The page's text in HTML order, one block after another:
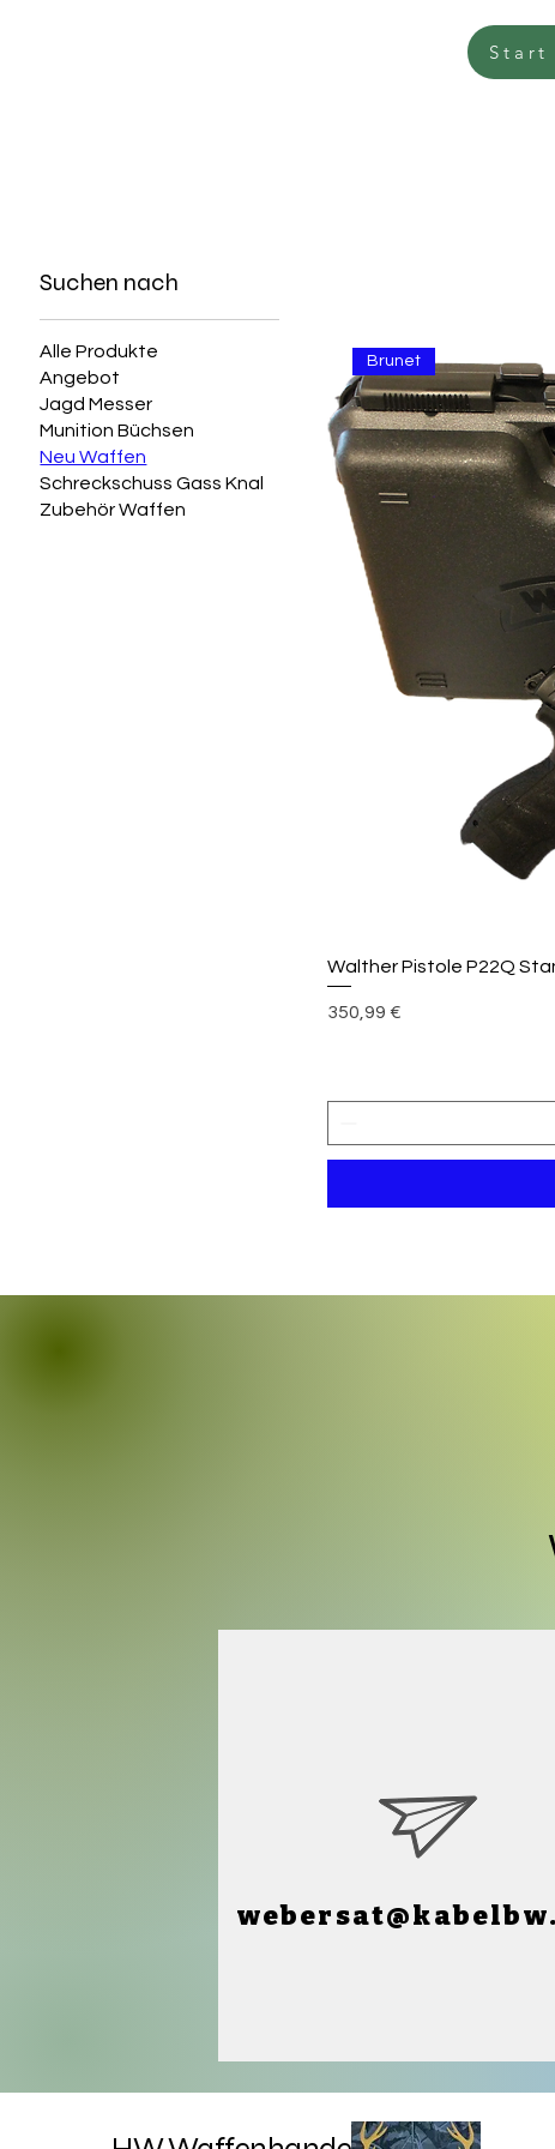
Start
Suchen nach
Alle Produkte
Angebot
Jagd Messer
Munition Büchsen
Neu Waffen
Schreckschuss Gass Knal
Zubehör Waffen
Brunet
Walther Pistole P22Q
Preis
350,99 €